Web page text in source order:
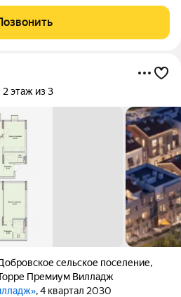
2 этаж из 3
сельское поселение,
Премиум Вилладж
, 4 квартал 2030